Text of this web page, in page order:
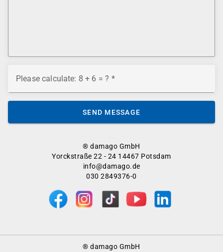
® damago GmbH
Yorckstraße 22 - 24 14467 Potsdam
info@damago.de
030 2849376-0
Please calculate: 8 + 6 = ?
SEND MESSAGE
® damago GmbH